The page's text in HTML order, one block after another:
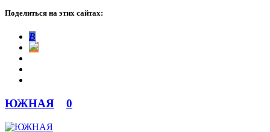
Поделиться на этих сайтах:
В
ЮЖНАЯ 0